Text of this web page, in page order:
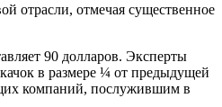
отрасли, отмечая существенное
90 долларов. Эксперты
в размере ¼ от предыдущей
компаний, послужившим в